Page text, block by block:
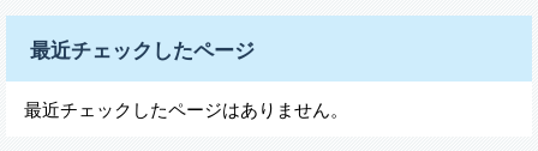
最近チェックしたページ
最近チェックしたページはありません。